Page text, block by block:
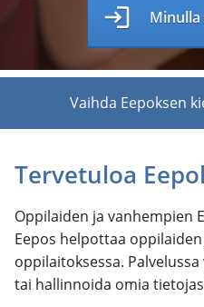
login
Vaihda Eepoksen
Tervetuloa
Oppilaiden ja vanhempien
Eepos helpottaa
oppilaitoksessa.
tai hallinnoida omia